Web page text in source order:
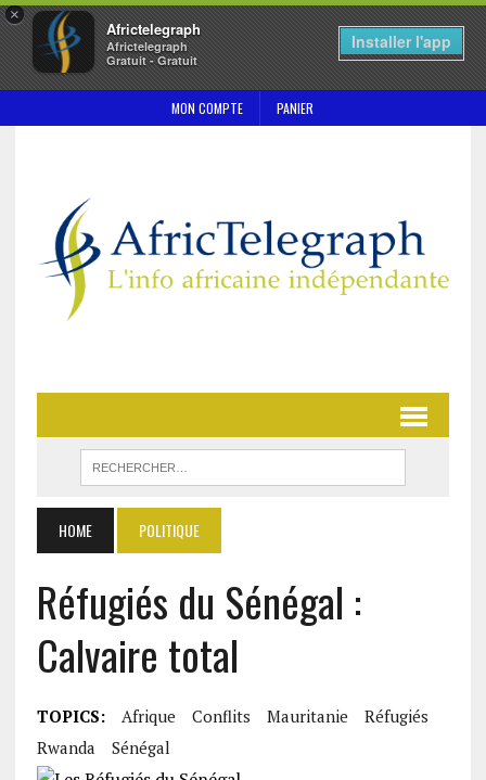
×
Africtelegraph
Africtelegraph
Gratuit - Gratuit
Installer l'app
MON COMPTE PANIER
HOME POLITIQUE
Réfugiés du Sénégal :
Calvaire total
TOPICS: Afrique Conflits Mauritanie
Réfugiés
Rwanda
Sénégal